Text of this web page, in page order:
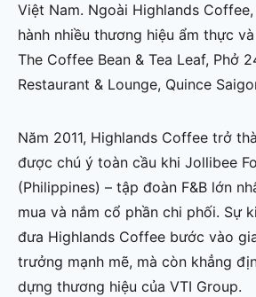
Việt Nam. Ngoài Highlands
hành nhiều thương hiệu ẩm thực
The Coffee Bean & Tea Leaf, Phở
Restaurant & Lounge, Quince
Năm 2011, Highlands Coffee trở
được chú ý toàn cầu khi Jollibee
(Philippines) – tập đoàn F&B lớn
mua và nắm cổ phần chi phối. Sự
đưa Highlands Coffee bước vào
trưởng mạnh mẽ, mà còn khẳng
dựng thương hiệu của VTI Group.